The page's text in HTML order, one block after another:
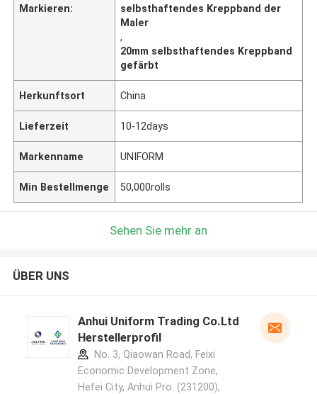
Markieren:
selbsthaftendes Kreppband der
Maler
,
20mm selbsthaftendes Kreppband
gefärbt
Herkunftsort China
Lieferzeit 10-12days
Markenname UNIFORM
Min Bestellmenge 50,000rolls
Sehen Sie mehr an
ÜBER UNS
Anhui Uniform Trading Co.Ltd
Herstellerprofil
No. 3, Qiaowan Road, Feixi
Economic Development Zone,
Hefei City, Anhui Pro. (231200),